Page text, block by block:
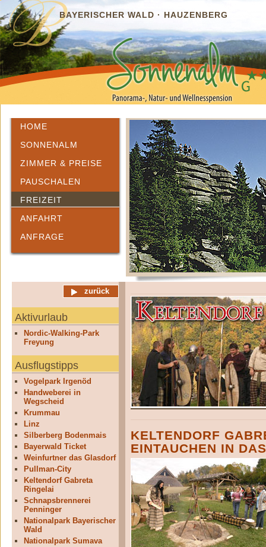
BAYERISCHER WALD · HAUZENBERG
HOME
SONNENALM
ZIMMER & PREISE
PAUSCHALEN
FREIZEIT
ANFAHRT
ANFRAGE
zurück
Aktivurlaub
Nordic-Walking-Park
Freyung
Ausflugstipps
Vogelpark Irgenöd
Handweberei in
Wegscheid
Krummau
Linz
Silberberg Bodenmais
Bayerwald Ticket
Weinfurtner das Glasdorf
Pullman-City
Keltendorf Gabreta
Ringelai
Schnapsbrennerei
Penninger
Nationalpark Bayerischer
Wald
Nationalpark Sumava
KELTENDORF
EINTAUCHEN IN